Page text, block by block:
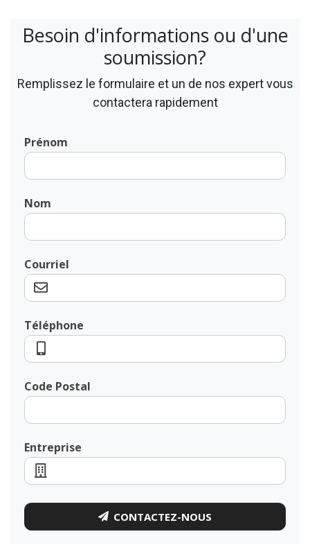
Besoin d'informations ou d'une
soumission?
Remplissez le formulaire et un de nos expert vous
contactera rapidement
Prénom
Nom
Courriel
Téléphone
Code Postal
Entreprise
CONTACTEZ-NOUS